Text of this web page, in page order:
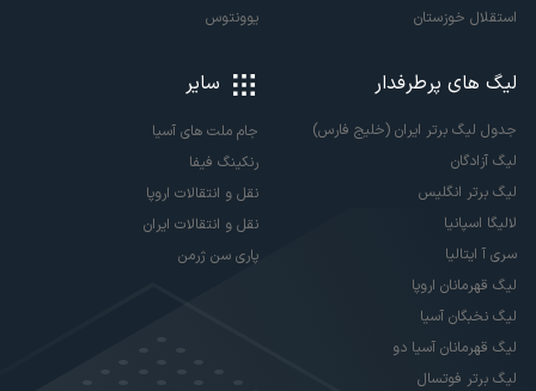
استقلال خوزستان
یوونتوس
لیگ های پرطرفدار
جدول لیگ برتر ایران (خلیج فارس)
لیگ آزادگان
لیگ برتر انگلیس
لالیگا اسپانیا
سری آ ایتالیا
لیگ قهرمانان اروپا
لیگ نخبگان آسیا
لیگ قهرمانان آسیا دو
لیگ برتر فوتسال
سایر
جام ملت های آسیا
رنکینگ فیفا
نقل و انتقالات اروپا
نقل و انتقالات ایران
پاری سن ژرمن